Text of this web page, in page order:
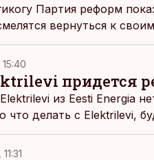
Партия реформ
вернуться к
15:40
придется
из Eesti Energia
что делать с Elektrilevi,